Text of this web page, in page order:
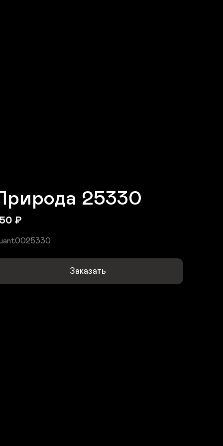
25330
₽
Заказать